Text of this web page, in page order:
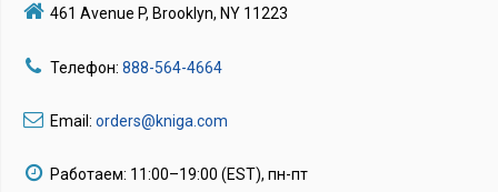
461 Avenue P, Brooklyn, NY 11223
Телефон: 888-564-4664
Email: orders@kniga.com
Работаем: 11:00–19:00 (EST), пн-пт